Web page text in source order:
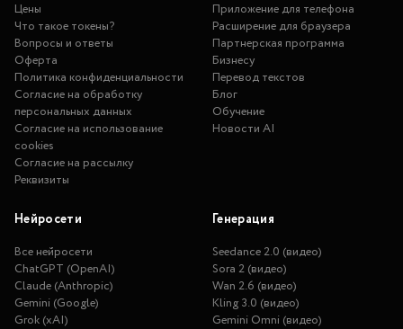
Цены
Что такое токены?
Вопросы и ответы
Оферта
Политика конфиденциальности
Согласие на обработку
персональных данных
Согласие на использование
cookies
Согласие на рассылку
Реквизиты
Приложение для телефона
Расширение для браузера
Партнерская программа
Бизнесу
Перевод текстов
Блог
Обучение
Новости AI
Нейросети
Все нейросети
ChatGPT (OpenAI)
Claude (Anthropic)
Gemini (Google)
Grok (xAI)
Генерация
Seedance 2.0 (видео)
Sora 2 (видео)
Wan 2.6 (видео)
Kling 3.0 (видео)
Gemini Omni (видео)